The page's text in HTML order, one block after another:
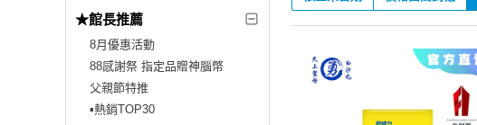
★館長推薦
8月優惠活動
88感謝祭 指定品贈神腦幣
父親節特推
▪︎熱銷TOP30